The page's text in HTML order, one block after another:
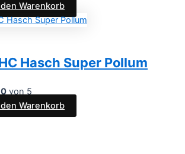
Warenkorb
Hasch Super Pollum
0 von 5
Warenkorb